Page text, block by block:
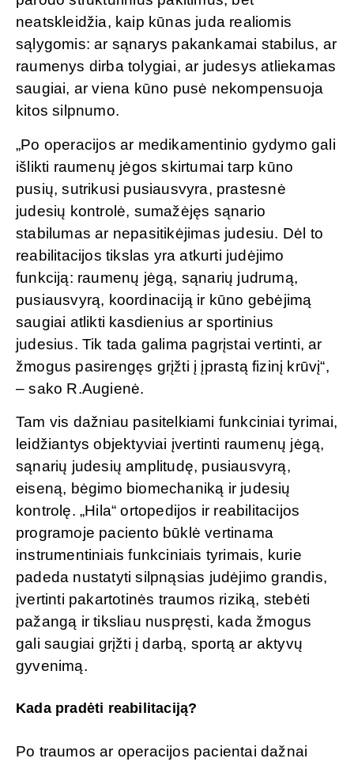
neatskleidžia, kaip kūnas juda realiomis
sąlygomis: ar sąnarys pakankamai stabilus, ar
raumenys dirba tolygiai, ar judesys atliekamas
saugiai, ar viena kūno pusė nekompensuoja
kitos silpnumo.
„Po operacijos ar medikamentinio gydymo gali
išlikti raumenų jėgos skirtumai tarp kūno
pusių, sutrikusi pusiausvyra, prastesnė
judesių kontrolė, sumažėjęs sąnario
stabilumas ar nepasitikėjimas judesiu. Dėl to
reabilitacijos tikslas yra atkurti judėjimo
funkciją: raumenų jėgą, sąnarių judrumą,
pusiausvyrą, koordinaciją ir kūno gebėjimą
saugiai atlikti kasdienius ar sportinius
judesius. Tik tada galima pagrįstai vertinti, ar
žmogus pasirengęs grįžti į įprastą fizinį krūvį“,
– sako R.Augienė.
Tam vis dažniau pasitelkiami funkciniai tyrimai,
leidžiantys objektyviai įvertinti raumenų jėgą,
sąnarių judesių amplitudę, pusiausvyrą,
eiseną, bėgimo biomechaniką ir judesių
kontrolę. „Hila“ ortopedijos ir reabilitacijos
programoje paciento būklė vertinama
instrumentiniais funkciniais tyrimais, kurie
padeda nustatyti silpnąsias judėjimo grandis,
įvertinti pakartotinės traumos riziką, stebėti
pažangą ir tiksliau nuspręsti, kada žmogus
gali saugiai grįžti į darbą, sportą ar aktyvų
gyvenimą.
Kada pradėti reabilitaciją?
Po traumos ar operacijos pacientai dažnai